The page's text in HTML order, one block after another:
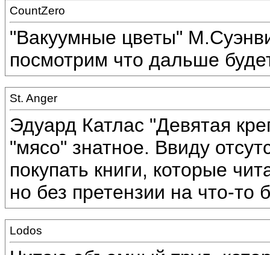
CountZero
"Вакуумные цветы"
посмотрим что дальше
St. Anger
Эдуард Катлас "Девятая
"мясо" знатное. Ввиду
покупать книги, которые
но без претензии на что-то
Lodos